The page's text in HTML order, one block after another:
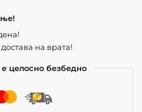
на врата!
целосно безбедно